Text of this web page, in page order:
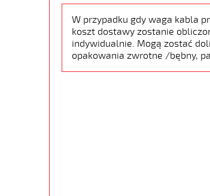
W przypadku gdy waga kabla
koszt dostawy zostanie
indywidualnie. Mogą zostać
opakowania zwrotne /bębny,